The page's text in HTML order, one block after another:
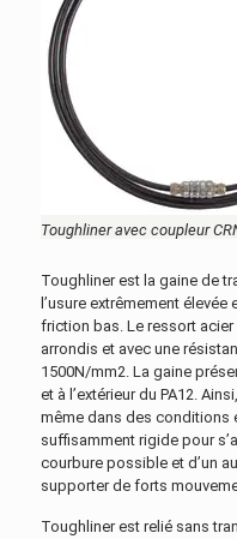
Toughliner avec coupleur
Toughliner est la gaine de
l’usure extrêmement
friction bas. Le ressort
arrondis et avec une
1500N/mm2. La gaine
et à l’extérieur du PA12.
même dans des conditions
suffisamment rigide pour
courbure possible et d’un
supporter de forts
Toughliner est relié sans